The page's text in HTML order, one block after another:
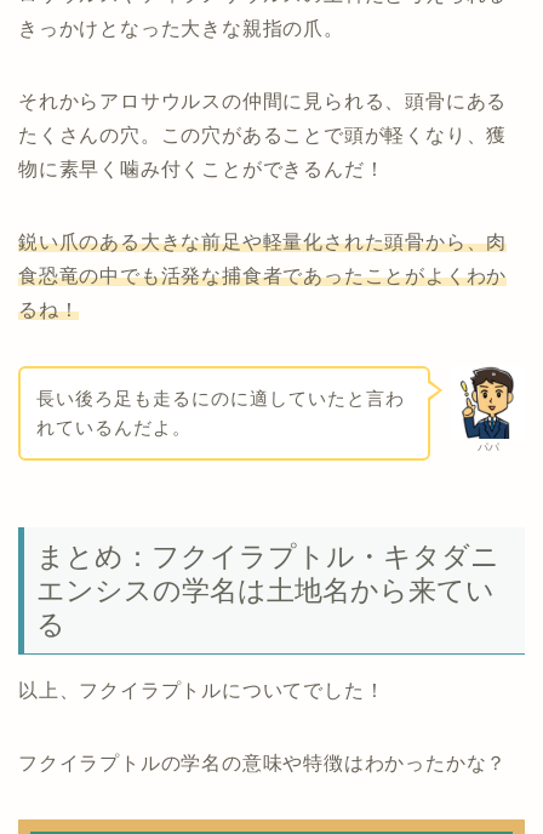
きっかけとなった大きな親指の爪。
それからアロサウルスの仲間に見られる、頭骨にある
たくさんの穴。この穴があることで頭が軽くなり、獲
物に素早く噛み付くことができるんだ！
鋭い爪のある大きな前足や軽量化された頭骨から、肉
食恐竜の中でも活発な捕食者であったことがよくわか
るね！
パパ
長い後ろ足も走るにのに適していたと言わ
れているんだよ。
まとめ：フクイラプトル・キタダニ
エンシスの学名は土地名から来てい
る
以上、フクイラプトルについてでした！
フクイラプトルの学名の意味や特徴はわかったかな？